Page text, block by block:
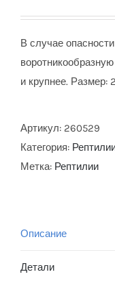
В случае
и крупнее. Размер:
Артикул: 260529
Категория:
Метка: Рептилии
Описание
Детали